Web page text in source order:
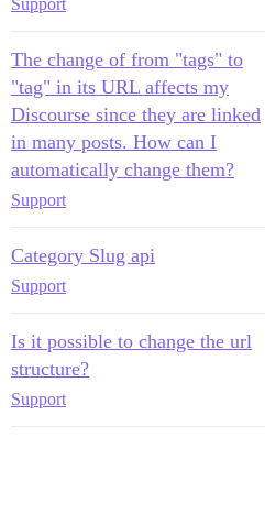
Support
The change of from "tags" to
"tag" in its URL affects my
Discourse since they are linked
in many posts. How can I
automatically change them?
Support
Category Slug api
Support
Is it possible to change the url
structure?
Support